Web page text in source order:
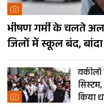
भीषण गर्मी के चलते
जिलों में स्कूल बंद,
गर्म शहर
वकीलों
किया